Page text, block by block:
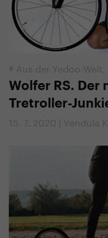
# Aus der Yedoo-Welt
Wolfer RS. Der
Tretroller-
15. 7. 2020 | Vendula